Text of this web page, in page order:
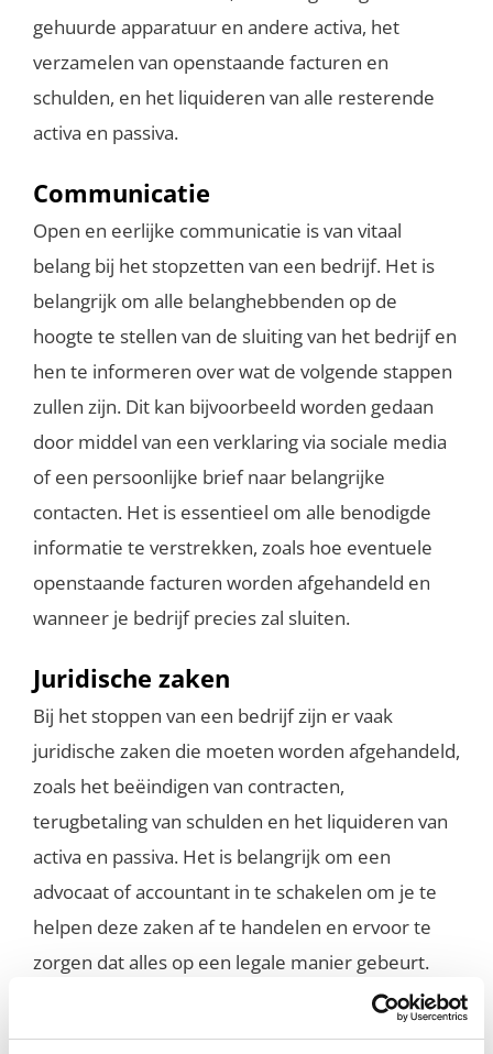
gehuurde apparatuur en andere activa, het
verzamelen van openstaande facturen en
schulden, en het liquideren van alle resterende
activa en passiva.
Communicatie
Open en eerlijke communicatie is van vitaal
belang bij het stopzetten van een bedrijf. Het is
belangrijk om alle belanghebbenden op de
hoogte te stellen van de sluiting van het bedrijf en
hen te informeren over wat de volgende stappen
zullen zijn. Dit kan bijvoorbeeld worden gedaan
door middel van een verklaring via sociale media
of een persoonlijke brief naar belangrijke
contacten. Het is essentieel om alle benodigde
informatie te verstrekken, zoals hoe eventuele
openstaande facturen worden afgehandeld en
wanneer je bedrijf precies zal sluiten.
Juridische zaken
Bij het stoppen van een bedrijf zijn er vaak
juridische zaken die moeten worden afgehandeld,
zoals het beëindigen van contracten,
terugbetaling van schulden en het liquideren van
activa en passiva. Het is belangrijk om een
advocaat of accountant in te schakelen om je te
helpen deze zaken af te handelen en ervoor te
zorgen dat alles op een legale manier gebeurt.